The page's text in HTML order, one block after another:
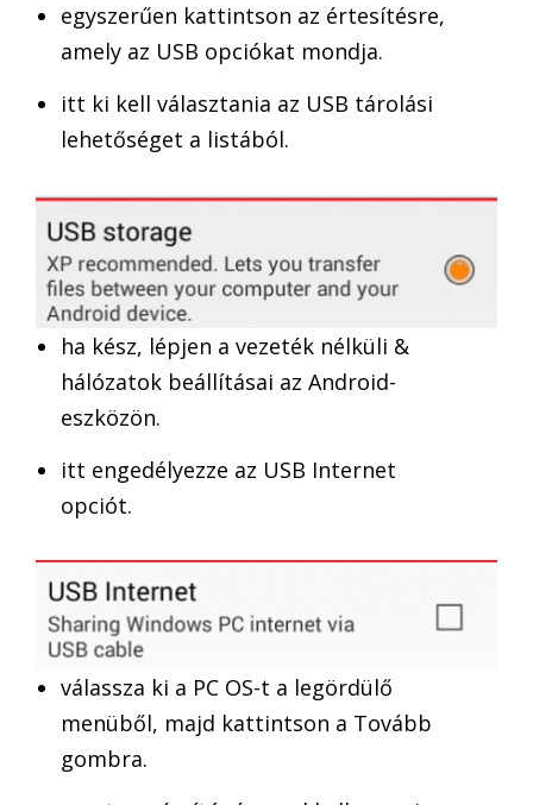
egyszerűen kattintson az értesítésre,
amely az USB opciókat mondja.
itt ki kell választania az USB tárolási
lehetőséget a listából.
ha kész, lépjen a vezeték nélküli &
hálózatok beállításai az Android-
eszközön.
itt engedélyezze az USB Internet
opciót.
válassza ki a PC OS-t a legördülő
menüből, majd kattintson a Tovább
gombra.